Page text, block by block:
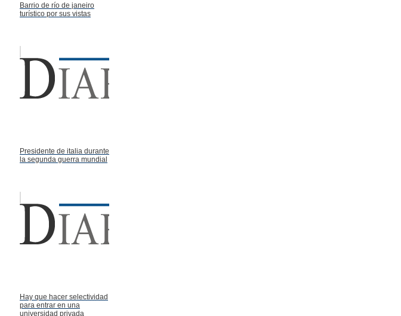
Barrio de río de janeiro
turístico por sus vistas
Presidente de italia durante
la segunda guerra mundial
Hay que hacer selectividad
para entrar en una
universidad privada